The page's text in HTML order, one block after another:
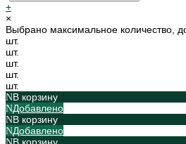
+
×
Выбрано максимальное количество,
шт.
шт.
шт.
шт.
шт.
В корзину
Добавлено
В корзину
Добавлено